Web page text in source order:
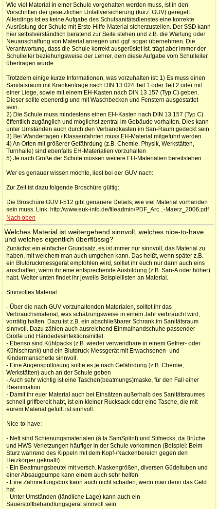
Wie viel Material in einer Schule vorgehalten werden muss, ist in den
Vorschriften der gesetzlichen Unfallversicherung (kurz: GUV) geregelt.
Allerdings ist es keine Aufgabe des Schulsanitätsdienstes eine korrekte
Ausrüstung der Schule mit Erste-Hilfe-Material sicherzustellen. Der SSD kann
hier selbstverständlich beratend zur Seite stehen und z.B. die Wartung oder
Neuanschaffung von Material anregen und ggf. sogar übernehmen. Die
Verantwortung, dass die Schule korrekt ausgerüstet ist, trägt aber immer der
Schulleiter beziehungsweise der Lehrer, dem diese Aufgabe vom Schulleiter
übertragen wurde.
Trotzdem einige kurze Informationen, was vorzuhalten ist: 1) Es muss einen
Sanitätsraum mit Krankentrage nach DIN 13 024 Teil 1 oder Teil 2 oder mit
einer Liege, sowie mit einem EH-Kasten nach DIN 13 157 (Typ C) geben.
Dieser sollte ebenerdig und mit Waschbecken und Fenstern ausgestattet
sein.
2) Die Schule muss mindestens einen EH-Kasten nach DIN 13 157 (Typ C)
öffentlich zugänglich und möglichst zentral im Gebäude vorhalten. Dies kann
unter Umständen auch durch den Verbandkasten im San-Raum gedeckt sein.
3) Bei Wandertagen / Klassenfahrten muss EH-Material mitgeführt werden
4) An Orten mit größerer Gefährdung (z.B. Chemie, Physik, Werkstätten,
Turnhalle) sind ebenfalls EH-Materialien vorzuhalten
5) Je nach Größe der Schule müssen weitere EH-Materialien bereitstehen
Wer es genauer wissen möchte, liest bei der GUV nach:
Zur Zeit ist dazu folgende Broschüre gültig:
Die Broschüre GUV I-512 gibt genauere Details, wie viel Material vorhanden
sein muss. Link: http://www.euk-info.de/fileadmin/PDF_Arc...-Maerz_2006.pdf
Nach oben
Welches Material ist weitergehend sinnvoll, welches nice-to-have
und welches eigentlich überflüssig?
Zunächst ein einfacher Grundsatz, es ist immer nur sinnvoll, das Material zu
haben, mit welchem man auch umgehen kann. Das heißt, wenn später z.B.
ein Blutdruckmessgerät empfohlen wird, solltet ihr euch nur dann auch eins
anschaffen, wenn ihr eine entsprechende Ausbildung (z.B. San-A oder höher)
habt. Weiter unten findet ihr jeweils Beispiellisten an Material.
Sinnvolles Material:
- Über die nach GUV vorzuhaltenden Materialen, solltet ihr das
Verbrauchsmaterial, was schätzungsweise in einem Jahr verbraucht wird,
vorrätig halten. Dazu ist z.B. ein abschließbarer Schrank im Sanitätsraum
sinnvoll. Dazu zählen auch ausreichend Einmalhandschuhe passender
Größe und Händedesinfektionsmittel.
- Ebenso sind Kühlpacks (z.B. wieder verwendbare in einem Gefrier- oder
Kühlschrank) und ein Blutdruck-Messgerät mit Erwachsenen- und
Kindermanschette sinnvoll.
- Eine Augenspüllösung sollte es je nach Gefährdung (z.B. Chemie,
Werkstätten) auch an der Schule geben
- Auch sehr wichtig ist eine Taschen(beatmungs)maske, für den Fall einer
Reanimation
- Damit ihr euer Material auch bei Einsätzen außerhalb des Sanitätsraumes
schnell griffbereit habt, ist ein kleiner Rucksack oder eine Tasche, die mit
eurem Material gefüllt ist sinnvoll.
Nice-to-have:
- Nett sind Schienungsmaterialen (à la SamSplint) und Stifnecks, da Brüche
und HWS-Verletzungen häufiger in der Schule vorkommen (Beispiel: Beim
Sturz während des Kippeln mit dem Kopf-/Nackenbereich gegen den
Heizkörper geknallt).
- Ein Beatmungsbeutel mit versch. Maskengrößen, diversen Güdeltuben und
einer Absaugpumpe kann einem auch sehr helfen
- Eine Zahnrettungsbox kann auch nicht schaden, wenn man denn das Geld
hat
- Unter Umständen (ländliche Lage) kann auch ein
Sauerstoffbehandlungsgerät sinnvoll sein